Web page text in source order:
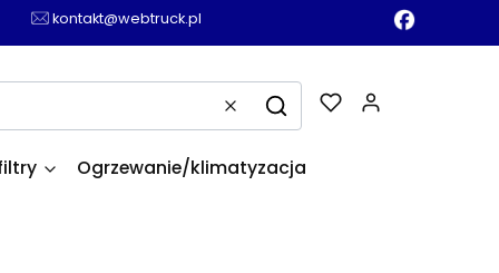
kontakt@webtruck.pl
WyczyśćSzukaj
Ogrzewanie/klimatyzacja